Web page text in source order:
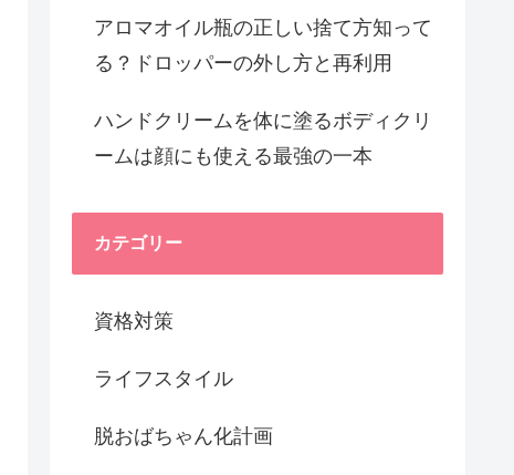
アロマオイル瓶の正しい捨て方知って
る？ドロッパーの外し方と再利用
ハンドクリームを体に塗るボディクリ
ームは顔にも使える最強の一本
カテゴリー
資格対策
ライフスタイル
脱おばちゃん化計画